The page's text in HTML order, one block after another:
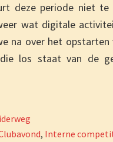
deze periode niet te
wat digitale
na over het opstarten
los staat van de
, Interne